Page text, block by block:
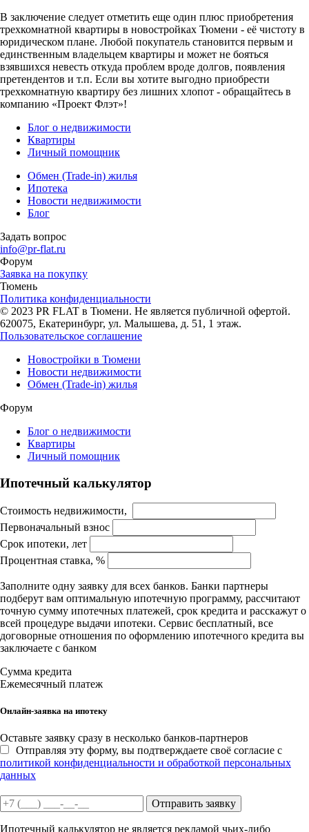
В заключение следует отметить еще один плюс приобретения
трехкомнатной квартиры в новостройках Тюмени - её чистоту в
юридическом плане. Любой покупатель становится первым и
единственным владельцем квартиры и может не бояться
взявшихся невесть откуда проблем вроде долгов, появления
претендентов и т.п. Если вы хотите выгодно приобрести
трехкомнатную квартиру без лишних хлопот - обращайтесь в
компанию «Проект Флэт»!
Блог о недвижимости
Квартиры
Личный помощник
Обмен (Trade-in) жилья
Ипотека
Новости недвижимости
Блог
Задать вопрос
info@pr-flat.ru
Форум
Заявка на покупку
Тюмень
Политика конфиденциальности
© 2023 PR FLAT в Тюмени. Не является публичной офертой.
620075, Екатеринбург, ул. Малышева, д. 51, 1 этаж.
Пользовательское соглашение
Новостройки в Тюмени
Новости недвижимости
Обмен (Trade-in) жилья
Форум
Блог о недвижимости
Квартиры
Личный помощник
Ипотечный калькулятор
Стоимость недвижимости,
Первоначальный взнос
Срок ипотеки, лет
Процентная ставка, %
Заполните одну заявку для всех банков. Банки партнеры
подберут вам оптимальную ипотечную программу, рассчитают
точную сумму ипотечных платежей, срок кредита и расскажут о
всей процедуре выдачи ипотеки. Сервис бесплатный, все
договорные отношения по оформлению ипотечного кредита вы
заключаете с банком
Сумма кредита
Ежемесячный платеж
Онлайн-заявка на ипотеку
Оставьте заявку сразу в несколько банков-партнеров
Отправляя эту форму, вы подтверждаете своё согласие с
политикой конфиденциальности и обработкой персональных
данных
Отправить заявку
Ипотечный калькулятор не является рекламой чьих-либо